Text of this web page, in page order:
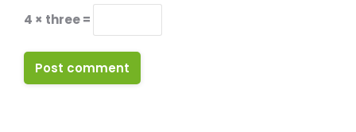
4 × three =
Post comment